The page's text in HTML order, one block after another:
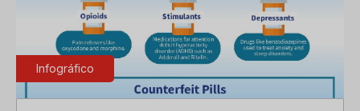
Infográfico